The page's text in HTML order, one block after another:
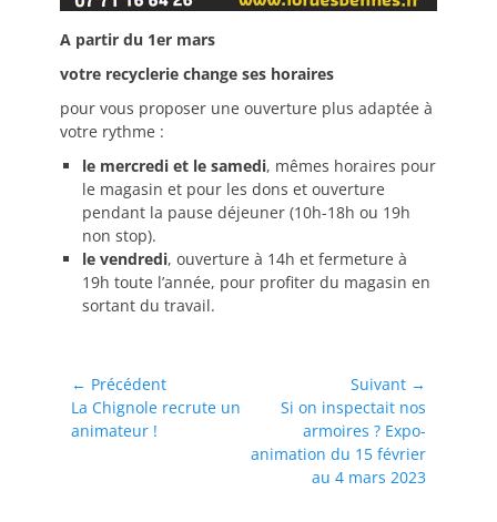
A partir du 1er mars
votre recyclerie change ses horaires
pour vous proposer une ouverture plus adaptée à
votre rythme :
le mercredi et le samedi, mêmes horaires pour
le magasin et pour les dons et ouverture
pendant la pause déjeuner (10h-18h ou 19h
non stop).
le vendredi, ouverture à 14h et fermeture à
19h toute l’année, pour profiter du magasin en
sortant du travail.
Navigation
de
l’article
← Précédent
Article
précédent :
La Chignole recrute un
animateur !
Suivant →
Article
suivant :
Si on inspectait nos
armoires ? Expo-
animation du 15 février
au 4 mars 2023